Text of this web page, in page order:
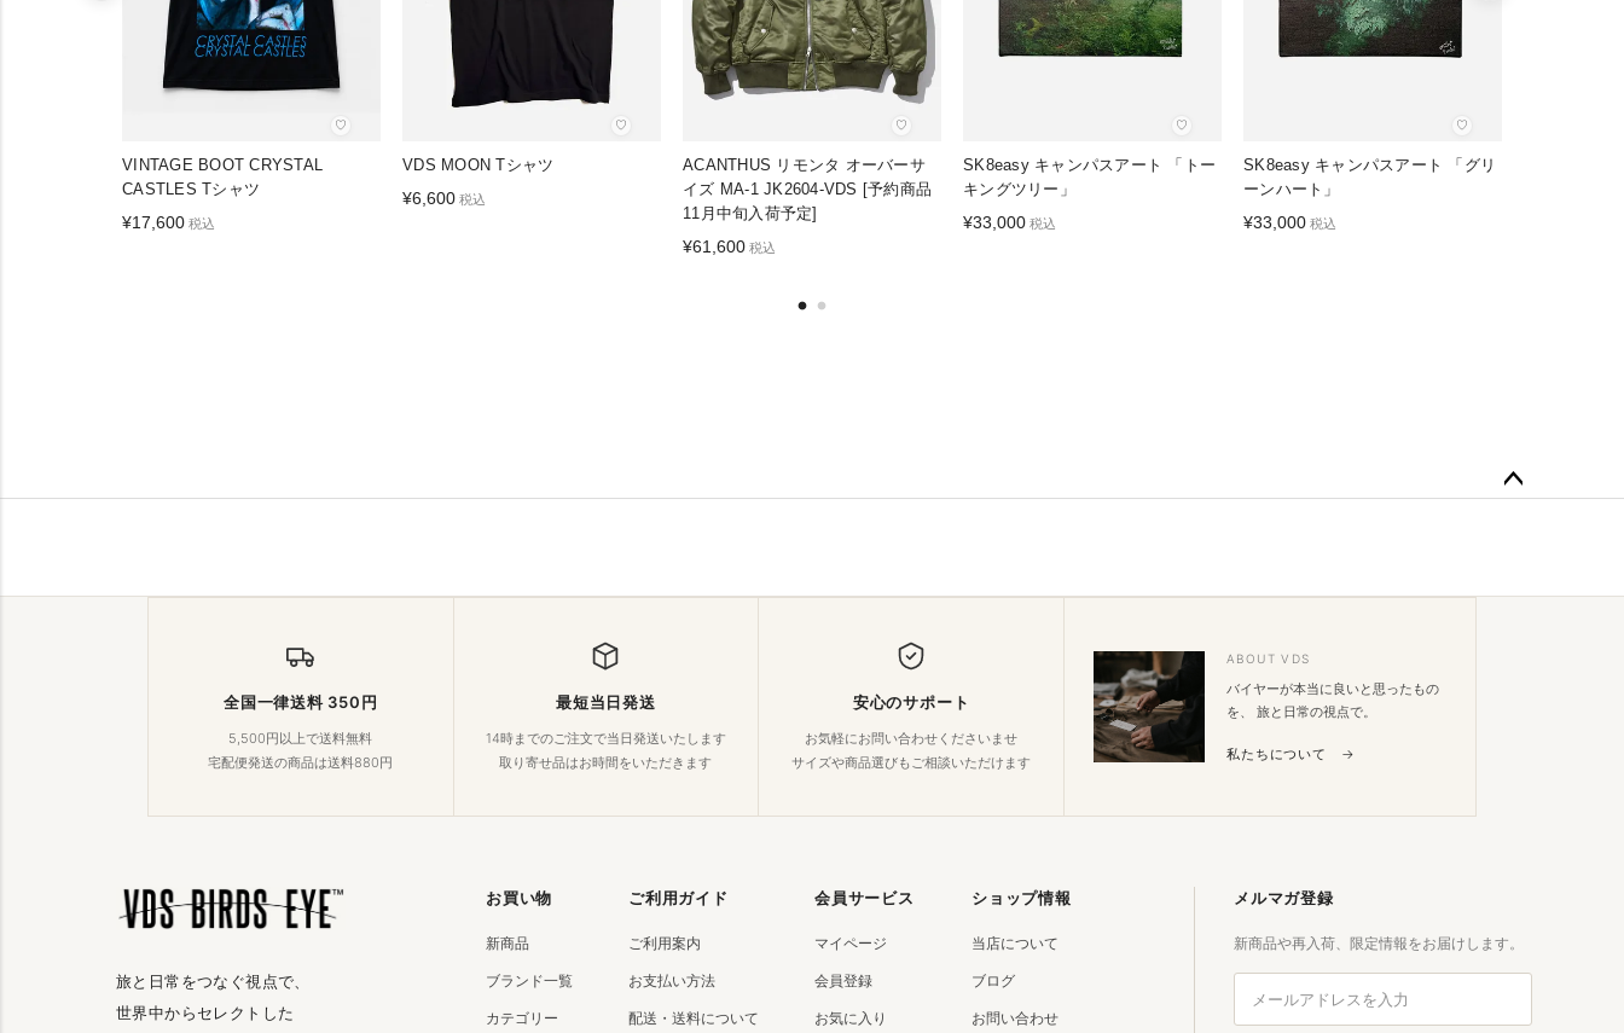
♡
VINTAGE BOOT CRYSTAL
CASTLES Tシャツ
¥17,600 税込
♡
VDS MOON Tシャツ
¥6,600 税込
♡
ACANTHUS リモンタ オーバーサ
イズ MA-1 JK2604-VDS [予約商品
11月中旬入荷予定]
¥61,600 税込
♡
SK8easy キャンパスアート 「トー
キングツリー」
¥33,000 税込
♡
SK8easy キャンパスアート 「グリ
ーンハート」
¥33,000 税込
全国一律送料 350円
5,500円以上で送料無料
宅配便発送の商品は送料880円
最短当日発送
14時までのご注文で当日発送いたします
取り寄せ品はお時間をいただきます
安心のサポート
お気軽にお問い合わせくださいませ
サイズや商品選びもご相談いただけます
ABOUT VDS
バイヤーが本当に良いと思ったもの
を、 旅と日常の視点で。
私たちについて →
旅と日常をつなぐ視点で、
世界中からセレクトした
お買い物
新商品
ブランド一覧
カテゴリー
ご利用ガイド
ご利用案内
お支払い方法
配送・送料について
会員サービス
マイページ
会員登録
お気に入り
ショップ情報
当店について
ブログ
お問い合わせ
メルマガ登録
新商品や再入荷、限定情報をお届けします。